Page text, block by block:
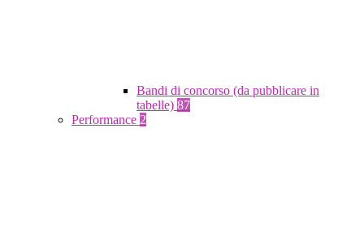
Bandi di concorso (da pubblicare in
tabelle) 87
Performance 2